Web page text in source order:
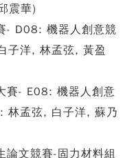
震華)
- D08: 機器人創意競
子洋, 林孟弦, 黃盈
賽- E08: 機器人創意
林孟弦, 白子洋, 蘇乃
文競賽-固力材料組